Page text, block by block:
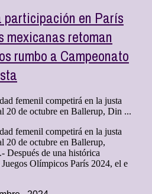
participación en París
mexicanas retoman
rumbo a Campeonato
femenil competirá en la justa
20 de octubre en Ballerup, Din ...
femenil competirá en la justa
20 de octubre en Ballerup,
Después de una histórica
Olímpicos París 2024, el e